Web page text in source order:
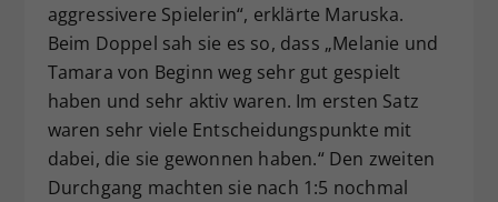
aggressivere Spielerin“, erklärte Maruska.
Beim Doppel sah sie es so, dass „Melanie und
Tamara von Beginn weg sehr gut gespielt
haben und sehr aktiv waren. Im ersten Satz
waren sehr viele Entscheidungspunkte mit
dabei, die sie gewonnen haben.“ Den zweiten
Durchgang machten sie nach 1:5 nochmal